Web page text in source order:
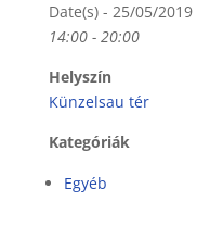
Date(s) - 25/05/2019
14:00 - 20:00
Helyszín
Künzelsau tér
Kategóriák
Egyéb